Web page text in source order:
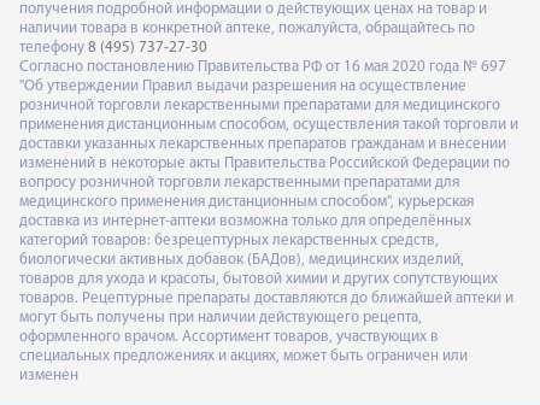
получения подробной информации о действующих ценах на товар и
наличии товара в конкретной аптеке, пожалуйста, обращайтесь по
телефону 8 (495) 737-27-30
Согласно постановлению Правительства РФ от 16 мая 2020 года № 697
"Об утверждении Правил выдачи разрешения на осуществление
розничной торговли лекарственными препаратами для медицинского
применения дистанционным способом, осуществления такой торговли и
доставки указанных лекарственных препаратов гражданам и внесении
изменений в некоторые акты Правительства Российской Федерации по
вопросу розничной торговли лекарственными препаратами для
медицинского применения дистанционным способом", курьерская
доставка из интернет-аптеки возможна только для определённых
категорий товаров: безрецептурных лекарственных средств,
биологически активных добавок (БАДов), медицинских изделий,
товаров для ухода и красоты, бытовой химии и других сопутствующих
товаров. Рецептурные препараты доставляются до ближайшей аптеки и
могут быть получены при наличии действующего рецепта,
оформленного врачом. Ассортимент товаров, участвующих в
специальных предложениях и акциях, может быть ограничен или
изменен